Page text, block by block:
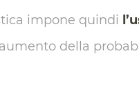
impone quindi
della